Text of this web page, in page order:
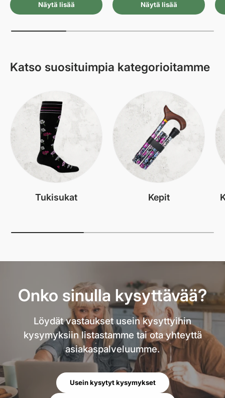
Näytä lisää Näytä lisää
Katso suosituimpia kategorioitamme
Tukisukat Kepit
Onko sinulla kysyttävää?
Löydät vastaukset usein kysyttyihin
kysymyksiin listastamme tai ota yhteyttä
asiakaspalveluumme.
Usein kysytyt kysymykset